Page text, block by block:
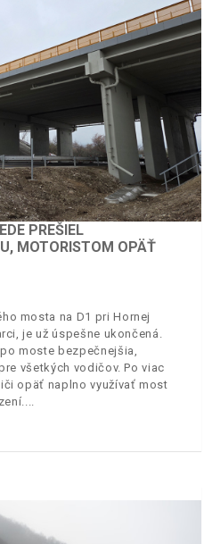
PREŠIEL
MOTORISTOM OPÄŤ
mosta na D1 pri Hornej
je už úspešne ukončená.
moste bezpečnejšia,
všetkých vodičov. Po viac
opäť naplno využívať most